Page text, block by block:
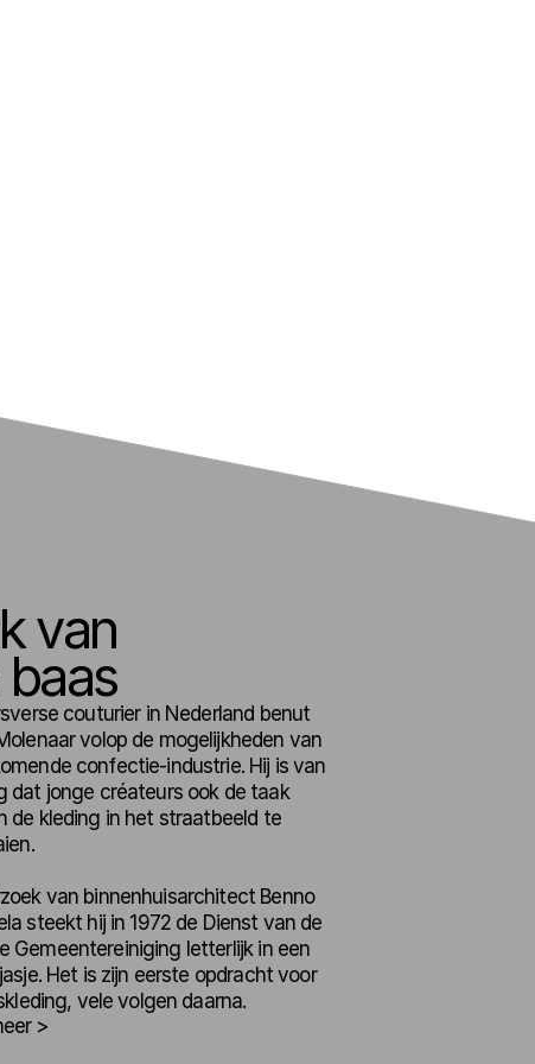
van
couturier in Nederland benut
volop de mogelijkheden van
confectie-industrie. Hij is van
dat jonge créateurs ook de taak
de kleding in het straatbeeld te
van binnenhuisarchitect Benno
steekt hij in 1972 de Dienst van de
Gemeentereiniging letterlijk in een
Het is zijn eerste opdracht voor
vele volgen daarna.
>